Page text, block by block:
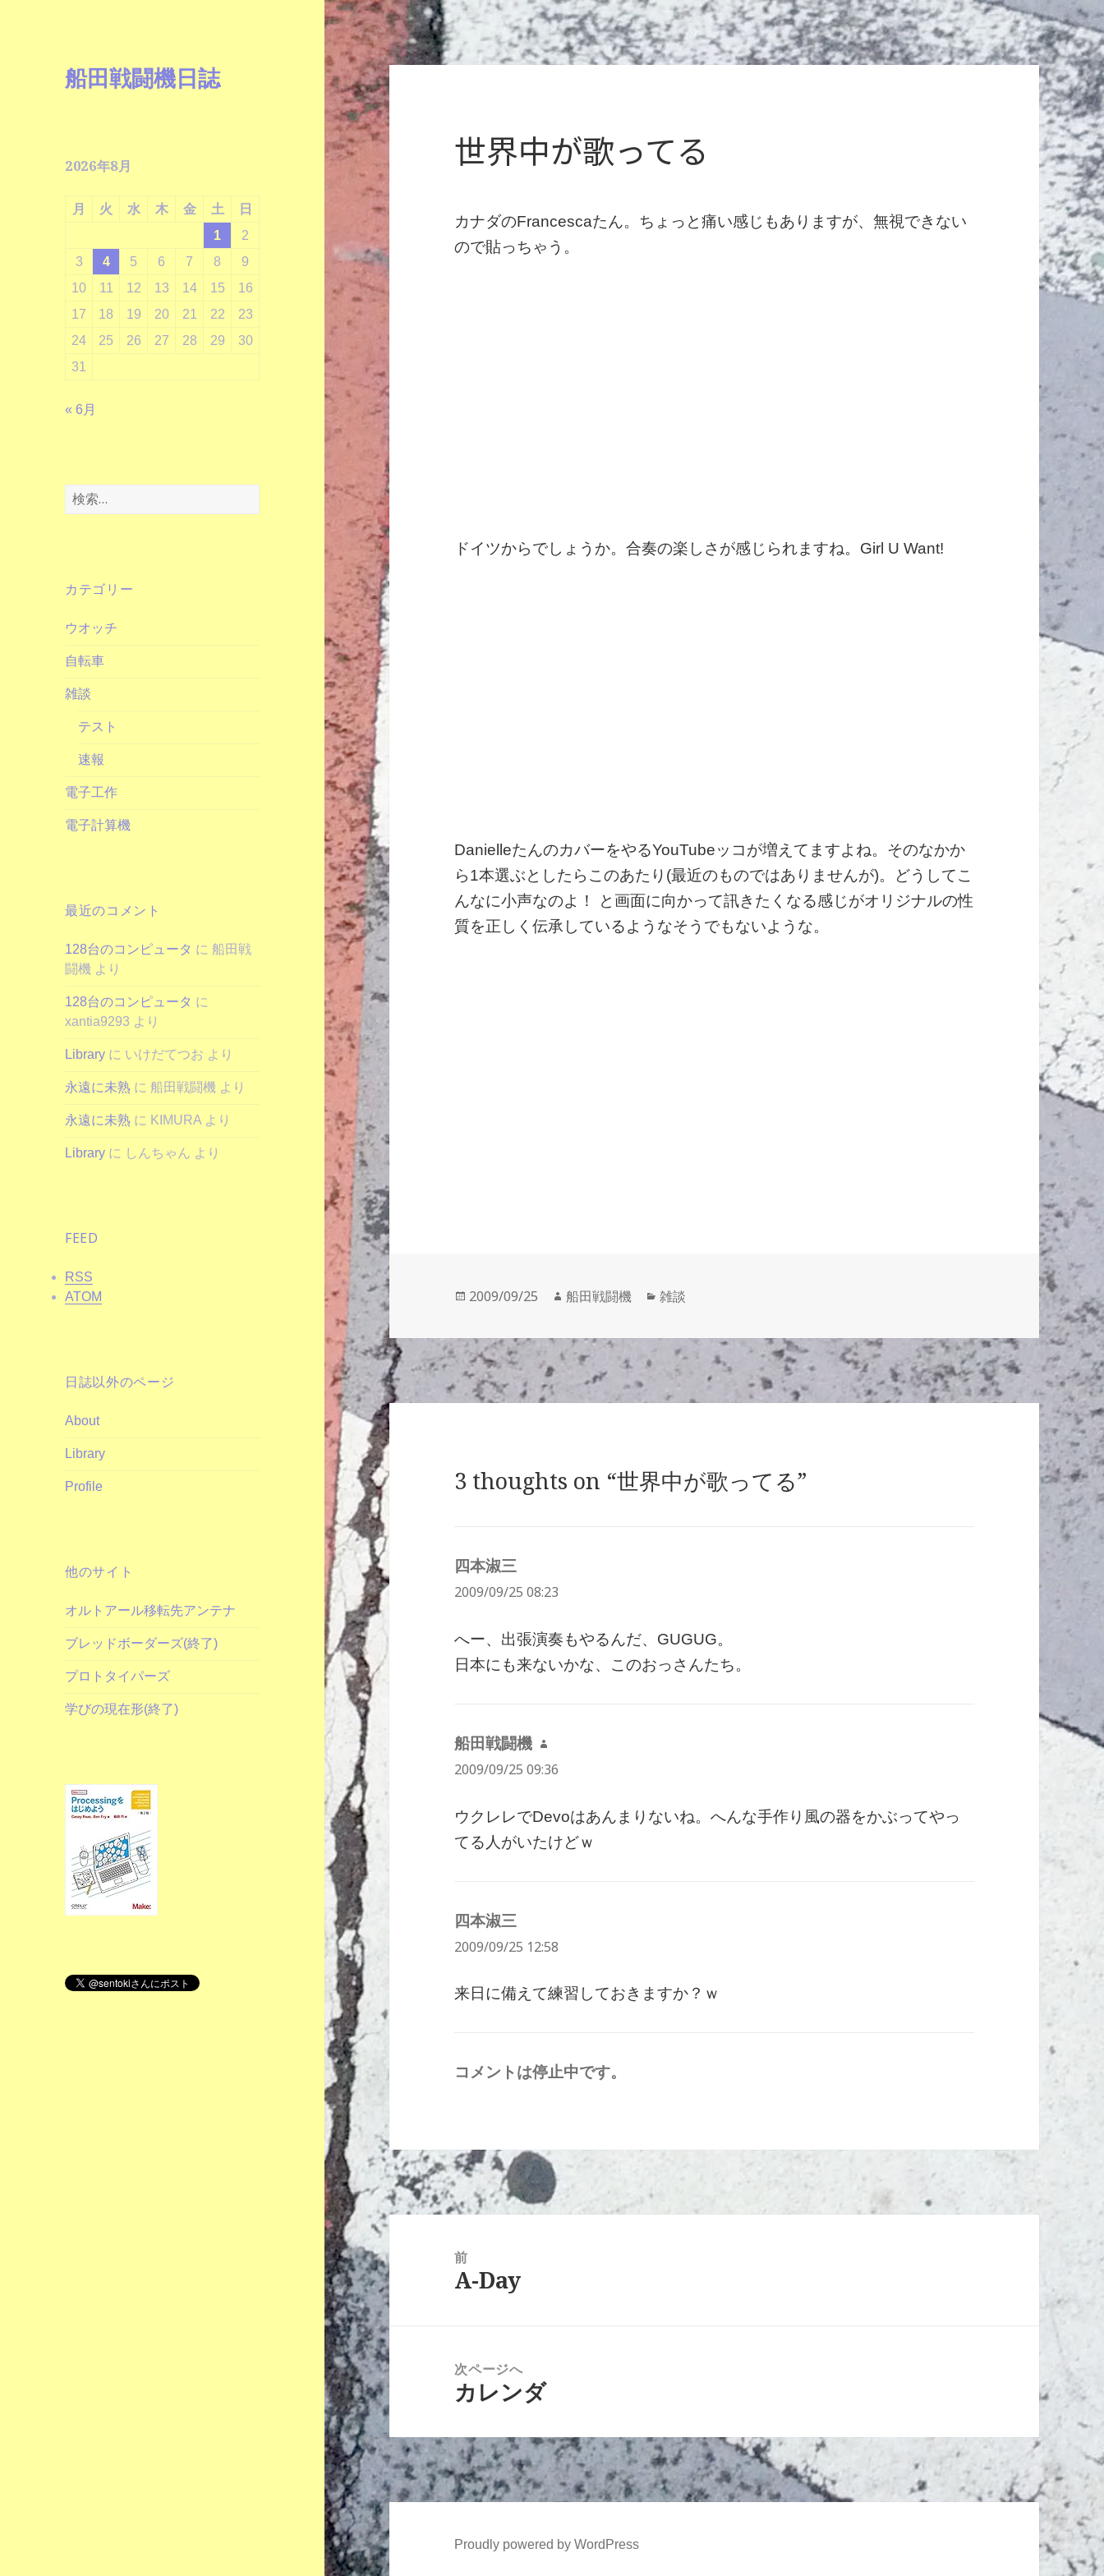
船田戦闘機日誌
2026年8月
月 火 水 木 金 土
日
1
2
3
4 5 6 7 8
9
10
11 12 13 14 15
16
17
18 19 20 21 22
23
24
25 26 27 28 29
30
31
« 6月
検
索:
カテゴリー
ウオッチ
自転車
雑談
テスト
速報
電子工作
電子計算機
最近のコメント
128台のコンピュータ に船田戦
闘機 より
128台のコンピュータ に
xantia9293 より
Library に いけだてつお より
永遠に未熟 に船田戦闘機 より
永遠に未熟 に KIMURA より
Library に しんちゃん より
FEED
RSS
ATOM
日誌以外のページ
About
Library
Profile
他のサイト
オルトアール移転先アンテナ
ブレッドボーダーズ(終了)
プロトタイパーズ
学びの現在形(終了)
世界中が歌ってる
カナダのFrancescaたん。ちょっと痛い感じもありますが、無視できない
ので貼っちゃう。
ドイツからでしょうか。合奏の楽しさが感じられますね。Girl U Want!
DanielleたんのカバーをやるYouTubeッコが増えてますよね。そのなかか
ら1本選ぶとしたらこのあたり(最近のものではありませんが)。どうしてこ
んなに小声なのよ！ と画面に向かって訊きたくなる感じがオリジナルの性
質を正しく伝承しているようなそうでもないような。
投
日:
2009/09/25
作
者
船田戦闘機
カ
ゴ
雑談
3 thoughts on “世界中が歌ってる”
四本淑三
り:
2009/09/25 08:23
へー、出張演奏もやるんだ、GUGUG。
日本にも来ないかな、このおっさんたち。
船田戦闘機
よ
り:
2009/09/25 09:36
ウクレレでDevoはあんまりないね。へんな手作り風の器をかぶってやっ
てる人がいたけどｗ
四本淑三
り:
2009/09/25 12:58
来日に備えて練習しておきますか？ｗ
コメントは停止中です。
ナ
ビ
ゲ
ー
ョ
前
前
A-Day
次ページへ
次
投
稿:
カレンダ
Proudly powered by WordPress